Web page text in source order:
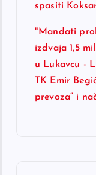
spasiti
"Mandati
izdvaja 1,5
u Lukavcu -
TK Emir
prevoza“ i